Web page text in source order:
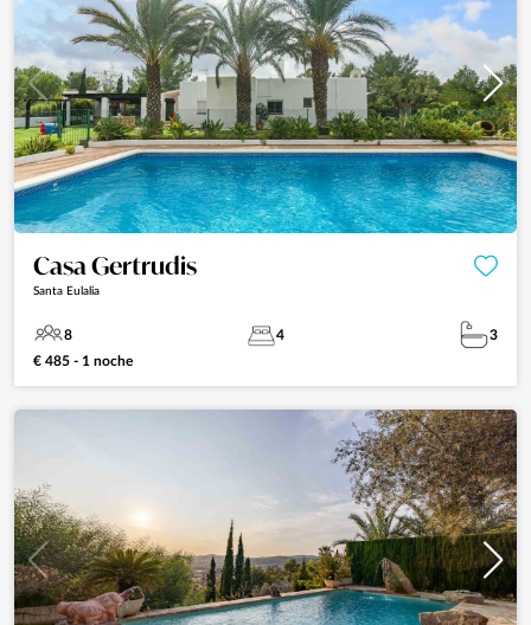
Casa Gertrudis
Santa Eulalia
8 4
3
€ 485 - 1 noche